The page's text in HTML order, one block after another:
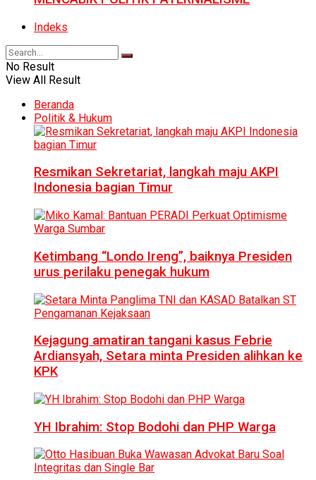
Indeks
No Result
View All Result
Beranda
Politik & Hukum
Resmikan Sekretariat, langkah maju AKPI
Indonesia bagian Timur
Ketimbang “Londo Ireng”, baiknya Presiden
urus perilaku penegak hukum
Kejagung amatiran tangani kasus Febrie
Ardiansyah, Setara minta Presiden alihkan ke
KPK
YH Ibrahim: Stop Bodohi dan PHP Warga